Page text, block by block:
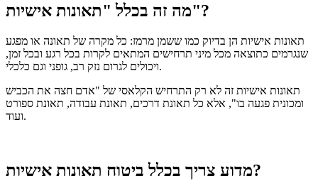
מה זה בכלל "תאונות אישיות"?
תאונות אישיות הן בדיוק כמו ששמן מרמז: כל מקרה של תאונה או מפגע
שנגרמים כתוצאה מכל מיני תרחישים המתאים לקרות בכל רגע ובכל זמן,
ויכולים לגרום נזק רב, גופני וגם כלכלי.
תאונות אישיות זה לא רק התרחיש הקלאסי של "אדם חצה את הכביש
ומכונית פגעה בו", אלא כל תאונת דרכים, תאונת עבודה, תאונת ספורט
ועוד.
מדוע צריך בכלל ביטוח תאונות אישיות?